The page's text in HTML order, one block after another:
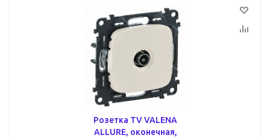
Розетка TV VALENA
ALLURE, оконечная,